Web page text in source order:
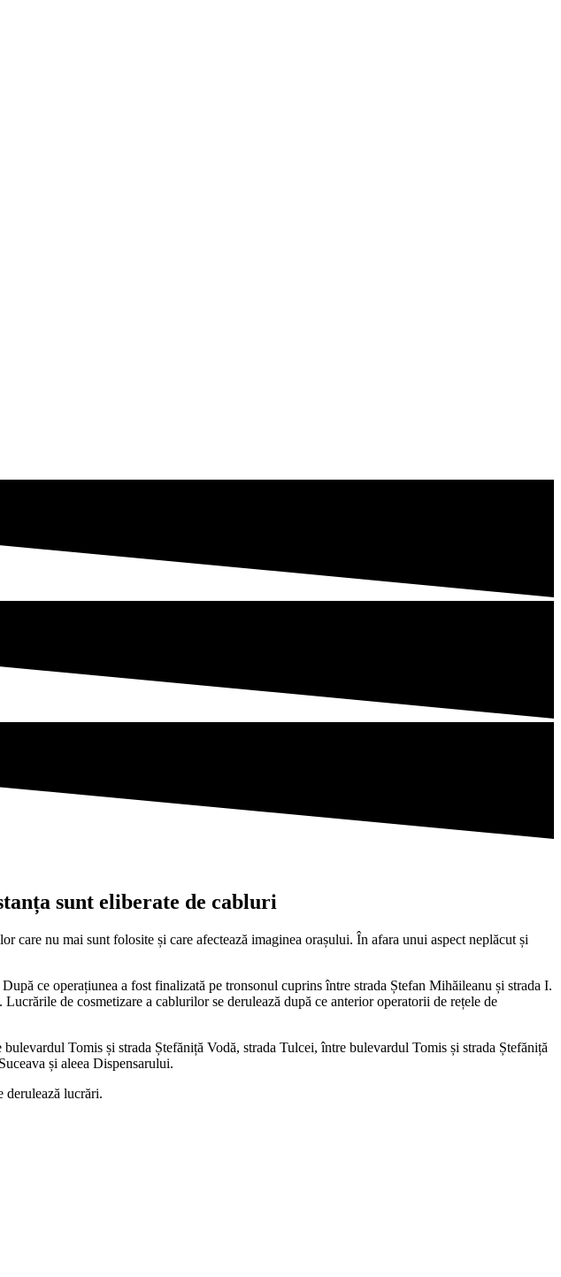
sunt eliberate de cabluri
nu mai sunt folosite și care afectează imaginea orașului. În afara unui aspect neplăcut și
ce operațiunea a fost finalizată pe tronsonul cuprins între strada Ștefan Mihăileanu și strada I.
de cosmetizare a cablurilor se derulează după ce anterior operatorii de rețele de
Tomis și strada Ștefăniță Vodă, strada Tulcei, între bulevardul Tomis și strada Ștefăniță
și aleea Dispensarului.
derulează lucrări.